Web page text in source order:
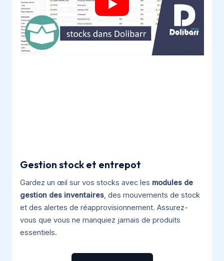
Gestion stock et entrepot
Gardez un œil sur vos stocks avec les modules de
gestion des inventaires, des mouvements de stock
et des alertes de réapprovisionnement. Assurez-
vous que vous ne manquiez jamais de produits
essentiels.